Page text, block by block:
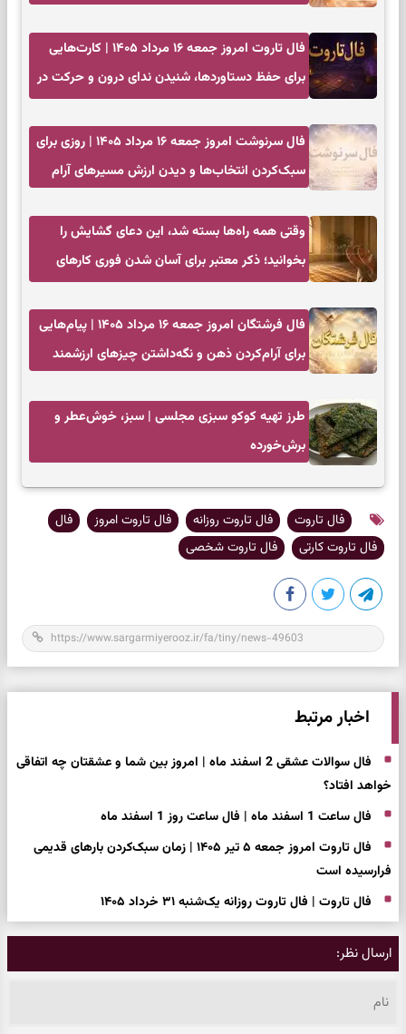
فال تاروت امروز جمعه ۱۶ مرداد ۱۴۰۵ | کارت‌هایی
برای حفظ دستاوردها، شنیدن ندای درون و حرکت در
فال سرنوشت امروز جمعه ۱۶ مرداد ۱۴۰۵ | روزی برای
سبک‌کردن انتخاب‌ها و دیدن ارزش مسیرهای آرام
وقتی همه راه‌ها بسته شد، این دعای گشایش را
بخوانید؛ ذکر معتبر برای آسان شدن فوری کارهای
فال فرشتگان امروز جمعه ۱۶ مرداد ۱۴۰۵ | پیام‌هایی
برای آرام‌کردن ذهن و نگه‌داشتن چیزهای ارزشمند
طرز تهیه کوکو سبزی مجلسی | سبز، خوش‌عطر و
برش‌خورده
فال تاروت فال تاروت روزانه فال تاروت امروز
فال
فال تاروت کارتی
فال تاروت شخصی
اخبار مرتبط
فال سوالات عشقی 2 اسفند ماه | امروز بین شما و عشقتان چه اتفاقی
خواهد افتاد؟
فال ساعت 1 اسفند ماه | فال ساعت روز 1 اسفند ماه
فال تاروت امروز جمعه ۵ تیر ۱۴۰۵ | زمان سبک‌کردن بارهای قدیمی
فرارسیده است
فال تاروت | فال تاروت روزانه یک‌شنبه ۳۱ خرداد ۱۴۰۵
ارسال نظر: